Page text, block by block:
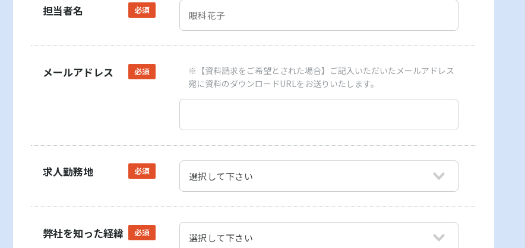
担当者名 必須
メールアドレス 必須
※【資料請求をご希望とされた場合】ご記入いただいたメールアドレス
宛に資料のダウンロードURLをお送りいたします。
求人勤務地 必須
弊社を知った経緯 必須